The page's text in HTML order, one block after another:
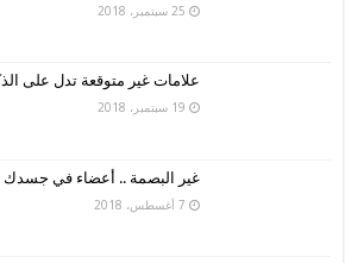
25 سبتمبر، 2018
علامات غير متوقعة تدل على
19 سبتمبر، 2018
غير البصمة .. أعضاء في جسدك
7 أغسطس، 2018